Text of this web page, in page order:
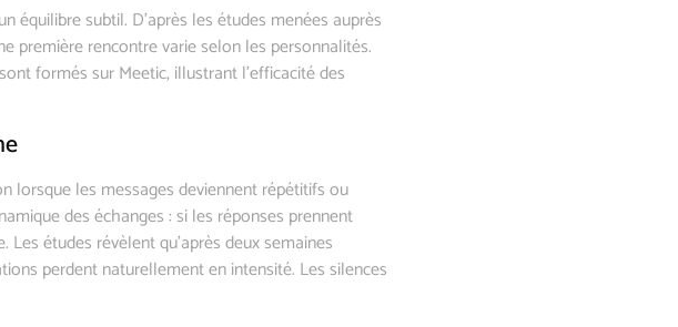
équilibre subtil. D’après les études menées auprès
première rencontre varie selon les personnalités.
formés sur Meetic, illustrant l’efficacité des
lorsque les messages deviennent répétitifs ou
des échanges : si les réponses prennent
études révèlent qu’après deux semaines
perdent naturellement en intensité. Les silences